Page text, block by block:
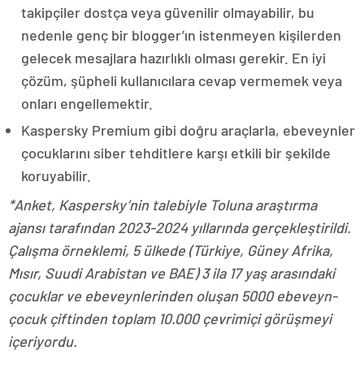
takipçiler dostça veya güvenilir olmayabilir, bu
nedenle genç bir blogger’ın istenmeyen kişilerden
gelecek mesajlara hazırlıklı olması gerekir. En iyi
çözüm, şüpheli kullanıcılara cevap vermemek veya
onları engellemektir.
Kaspersky Premium gibi doğru araçlarla, ebeveynler
çocuklarını siber tehditlere karşı etkili bir şekilde
koruyabilir.
*Anket, Kaspersky’nin talebiyle Toluna araştırma
ajansı tarafından 2023-2024 yıllarında gerçekleştirildi.
Çalışma örneklemi, 5 ülkede (Türkiye, Güney Afrika,
Mısır, Suudi Arabistan ve BAE) 3 ila 17 yaş arasındaki
çocuklar ve ebeveynlerinden oluşan 5000 ebeveyn-
çocuk çiftinden toplam 10.000 çevrimiçi görüşmeyi
içeriyordu.